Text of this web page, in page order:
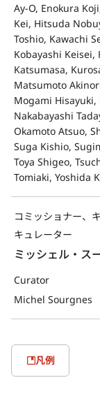
Ay-O, Enokura
Kei, Hitsuda
Toshio, Kawachi
Kobayashi Keisei,
Katsumasa,
Matsumoto
Mogami
Nakabayashi
Okamoto Atsuo,
Suga Kishio,
Toya Shigeo,
Tomiaki, Yoshida
コミッショナー、
キュレーター
ミッシェル・ス
Curator
Michel Sourgnes
凡例